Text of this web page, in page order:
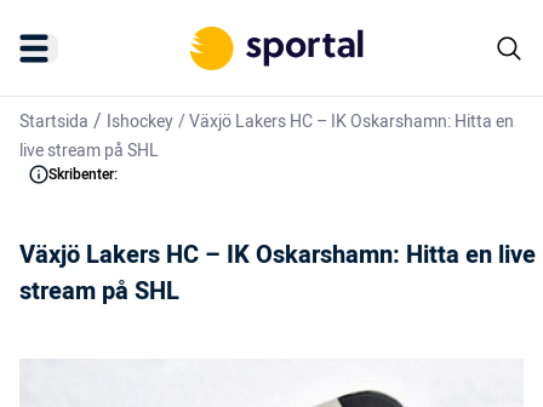
Startsida / Ishockey/Växjö Lakers HC – IK Oskarshamn: Hitta en
live stream på SHL
Skribenter:
Växjö Lakers HC – IK Oskarshamn: Hitta en live
stream på SHL